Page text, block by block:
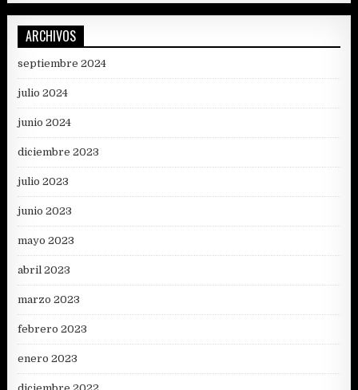
ARCHIVOS
septiembre 2024
julio 2024
junio 2024
diciembre 2023
julio 2023
junio 2023
mayo 2023
abril 2023
marzo 2023
febrero 2023
enero 2023